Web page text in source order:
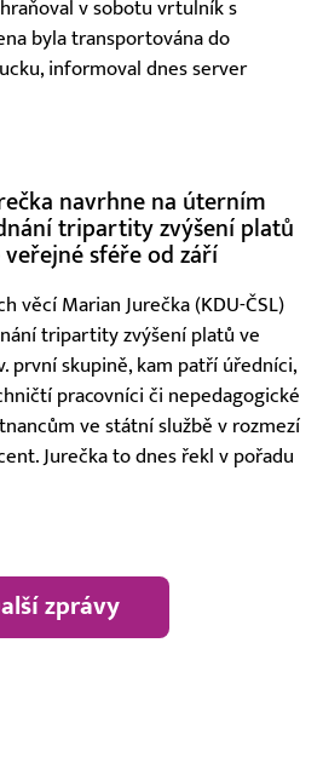
v sobotu vrtulník s
byla transportována do
informoval dnes server
navrhne na úterním
tripartity zvýšení platů
veřejné sféře od září
věcí Marian Jurečka (KDU-ČSL)
tripartity zvýšení platů ve
první skupině, kam patří úředníci,
pracovníci či nepedagogické
ve státní službě v rozmezí
Jurečka to dnes řekl v pořadu
zprávy